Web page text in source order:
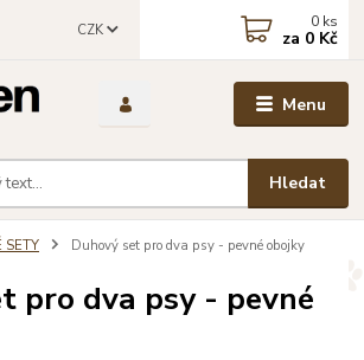
Menu
CZK
Hledat
0 ks
za 0 Kč
SETY Duhový set pro dva psy - pevné obojky
pro dva psy - pevné